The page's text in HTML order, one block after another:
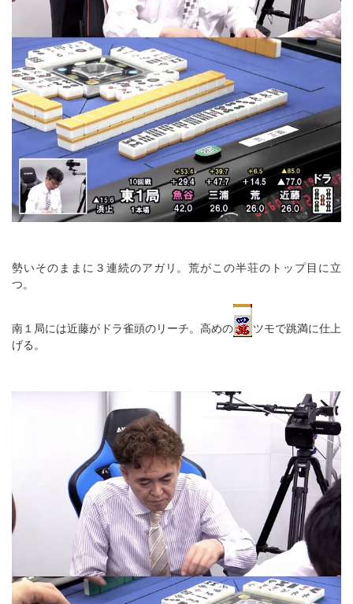
勢いそのままに３連続のアガリ。荒がこの半荘のトップ目に立
つ。
南１局には近藤がドラ雀頭のリーチ。高めの
ツモで跳満に仕上
げる。